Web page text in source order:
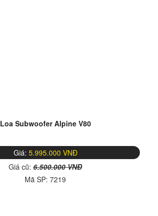
Loa Subwoofer Alpine V80
Giá: 5.995.000 VNĐ
Giá cũ: 6.500.000 VNĐ
Mã SP: 7219